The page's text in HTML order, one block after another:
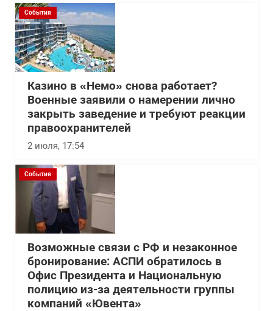
События
Казино в «Немо» снова работает?
Военные заявили о намерении лично
закрыть заведение и требуют реакции
правоохранителей
2 июля, 17:54
События
Возможные связи с РФ и незаконное
бронирование: АСПИ обратилось в
Офис Президента и Национальную
полицию из-за деятельности группы
компаний «Ювента»